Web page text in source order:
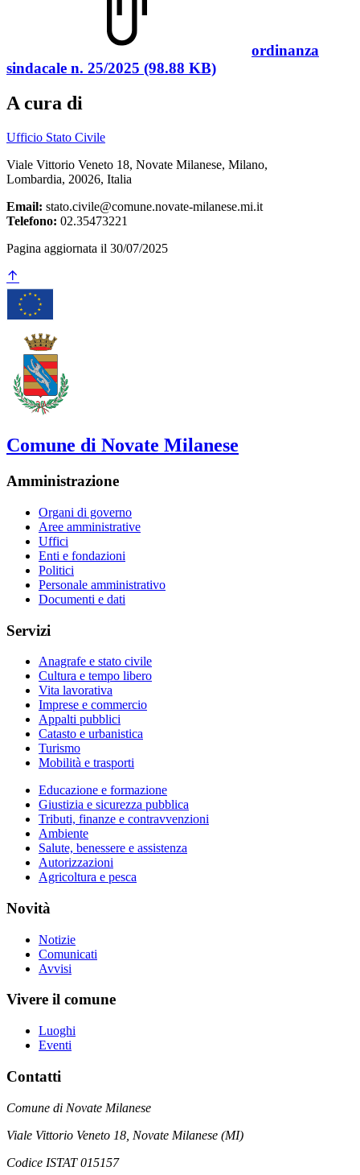
ordinanza
sindacale n. 25/2025 (98.88 KB)
A cura di
Ufficio Stato Civile
Viale Vittorio Veneto 18, Novate Milanese, Milano,
Lombardia, 20026, Italia
Email: stato.civile@comune.novate-milanese.mi.it
Telefono: 02.35473221
Pagina aggiornata il 30/07/2025
Comune di Novate Milanese
Amministrazione
Organi di governo
Aree amministrative
Uffici
Enti e fondazioni
Politici
Personale amministrativo
Documenti e dati
Servizi
Anagrafe e stato civile
Cultura e tempo libero
Vita lavorativa
Imprese e commercio
Appalti pubblici
Catasto e urbanistica
Turismo
Mobilità e trasporti
Educazione e formazione
Giustizia e sicurezza pubblica
Tributi, finanze e contravvenzioni
Ambiente
Salute, benessere e assistenza
Autorizzazioni
Agricoltura e pesca
Novità
Notizie
Comunicati
Avvisi
Vivere il comune
Luoghi
Eventi
Contatti
Comune di Novate Milanese
Viale Vittorio Veneto 18, Novate Milanese (MI)
Codice ISTAT 015157